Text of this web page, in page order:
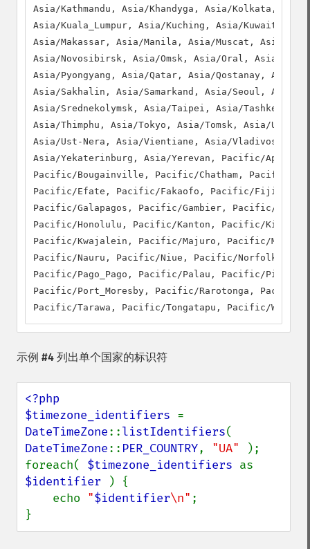
Asia/Kathmandu, Asia/Khandyga, Asia/Kolkata,
Asia/Kuala_Lumpur, Asia/Kuching, Asia/Kuwait,
Asia/Makassar, Asia/Manila, Asia/Muscat, Asia/
Asia/Novosibirsk, Asia/Omsk, Asia/Oral, Asia/
Asia/Pyongyang, Asia/Qatar, Asia/Qostanay, Asia/
Asia/Sakhalin, Asia/Samarkand, Asia/Seoul, Asia/
Asia/Srednekolymsk, Asia/Taipei, Asia/Tashkent,
Asia/Thimphu, Asia/Tokyo, Asia/Tomsk, Asia/
Asia/Ust-Nera, Asia/Vientiane, Asia/Vladivostok,
Asia/Yekaterinburg, Asia/Yerevan, Pacific/Apia,
Pacific/Bougainville, Pacific/Chatham, Pacific/
Pacific/Efate, Pacific/Fakaofo, Pacific/Fiji,
Pacific/Galapagos, Pacific/Gambier, Pacific/
Pacific/Honolulu, Pacific/Kanton, Pacific/
Pacific/Kwajalein, Pacific/Majuro, Pacific/
Pacific/Nauru, Pacific/Niue, Pacific/Norfolk,
Pacific/Pago_Pago, Pacific/Palau, Pacific/
Pacific/Port_Moresby, Pacific/Rarotonga,
Pacific/Tarawa, Pacific/Tongatapu, Pacific/Wake,
示例 #4 列出单个国家的标识符
<?php
$timezone_identifiers
DateTimeZone::listIdentifiers
DateTimeZone:: PER_COUNTRY, "UA"
);
foreach( $timezone_identifiers
$identifier
) {
    echo
"$identifier\n" ;
}